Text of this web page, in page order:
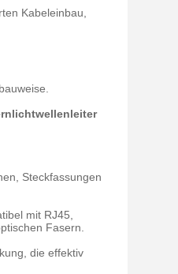
Kabeleinbau,
Steckfassungen
mit RJ45,
Fasern.
die effektiv